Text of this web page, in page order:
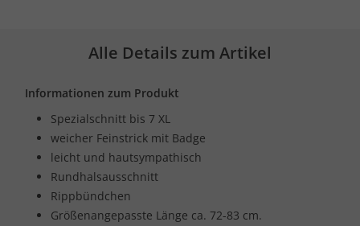
Alle Details zum Artikel
Informationen zum Produkt
Spezialschnitt bis 7 XL
weicher Feinstrick mit Badge
leicht und hautsympathisch
Rundhalsausschnitt
Rippbündchen
Größenangepasste Länge ca. 72-83 cm.